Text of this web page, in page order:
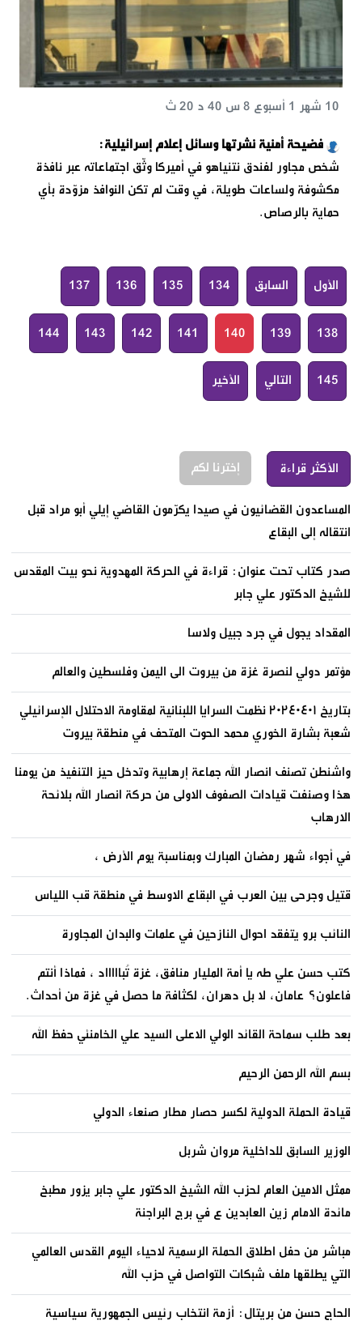
فضيحة أمنية نشرتها وسائل إعلام إسرائيلية:
10 شهر 1 أسبوع 8 س 40 د 20 ث
شخص مجاور لفندق نتنياهو في أميركا وثّق اجتماعاته عبر نافذة
مكشوفة ولساعات طويلة، في وقت لم تكن النوافذ مزوّدة بأي
حماية بالرصاص.
الأول السابق 134
135
136
137
138
139
140
141
142
143
144
145 التالي الأخير
الأكثر قراءة إخترنا لكم
المساعدون القضائيون في صيدا يكرّمون القاضي إيلي أبو مراد قبل
انتقاله إلى البقاع
صدر كتاب تحت عنوان: قراءة في الحركة المهدوية نحو بيت المقدس
للشيخ الدكتور علي جابر
المقداد يجول في جرد جبيل ولاسا
مؤتمر دولي لنصرة غزة من بيروت الى اليمن وفلسطين والعالم
بتاريخ ٢٠٢٤٠٤٠١ نظمت السرايا اللبنانية لمقاومة الاحتلال الإسرائيلي
شعبة بشارة الخوري محمد الحوت المتحف في منطقة بيروت
واشنطن تصنف انصار الله جماعة إرهابية وتدخل حيز التنفيذ من يومنا
هذا وصنفت قيادات الصفوف الاولى من حركة انصار الله بلائحة
الارهاب
في أجواء شهر رمضان المبارك وبمناسبة يوم الأرض ،
قتيل وجرحى بين العرب في البقاع الاوسط في منطقة قب اللياس
النائب برو يتفقد احوال النازحين في علمات والبدان المجاورة
كتب حسن علي طه يا أمة المليار منافق، غزة تُباااااد ، فماذا أنتم
فاعلون؟ عامان، لا بل دهران، لكثافة ما حصل في غزة من أحداث.
بعد طلب سماحة القائد الولي الاعلى السيد علي الخامنئي حفظ الله
بسم الله الرحمن الرحيم
قيادة الحملة الدولية لكسر حصار مطار صنعاء الدولي
الوزير السابق للداخلية مروان شربل
ممثل الامين العام لحزب الله الشيخ الدكتور علي جابر يزور مطبخ
مائدة الامام زين العابدين ع في برج البراجنة
مباشر من حفل اطلاق الحملة الرسمية لاحياء اليوم القدس العالمي
التي يطلقها ملف شبكات التواصل في حزب الله
الحاج حسن من بريتال: أزمة انتخاب رئيس الجمهورية سياسية